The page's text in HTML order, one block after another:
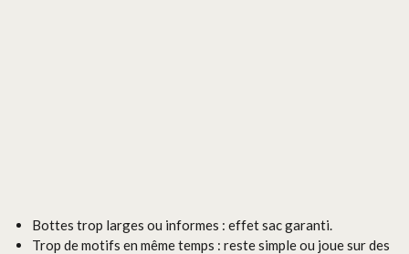
Bottes trop larges ou informes : effet sac garanti.
Trop de motifs en même temps : reste simple ou joue sur des